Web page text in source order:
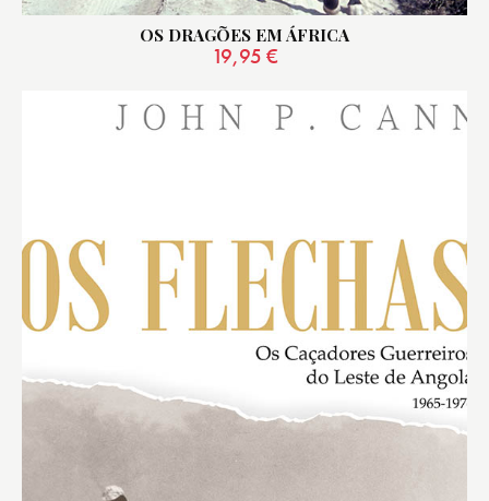
OS DRAGÕES EM ÁFRICA
19,95 €